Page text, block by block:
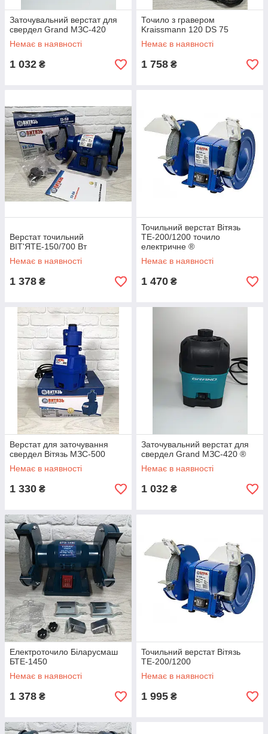
Заточувальний верстат для
свердел Grand МЗС-420
Немає в наявності
1 032 ₴
Точило з гравером
Kraissmann 120 DS 75
Немає в наявності
1 758 ₴
Верстат точильний
ВІТ'ЯТЕ-150/700 Вт
Немає в наявності
1 378 ₴
Toчильний верстат Вітязь
ТЕ-200/1200 точило
електричне ®
Немає в наявності
1 470 ₴
Верстат для заточування
свердел Вітязь МЗС-500
Немає в наявності
1 330 ₴
Заточувальний верстат для
свердел Grand МЗС-420 ®
Немає в наявності
1 032 ₴
Електроточило Біларусмаш
БТЕ-1450
Немає в наявності
1 378 ₴
Toчильний верстат Вітязь
ТЕ-200/1200
Немає в наявності
1 995 ₴